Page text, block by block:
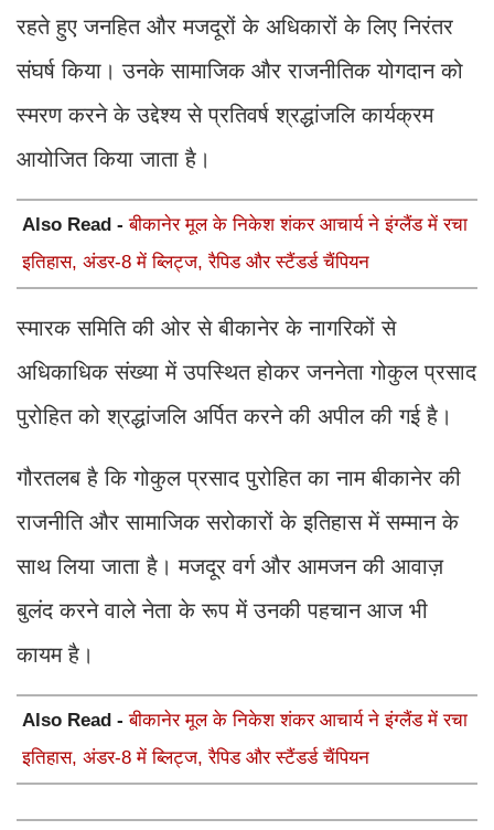
रहते हुए जनहित और मजदूरों के अधिकारों के लिए निरंतर
संघर्ष किया। उनके सामाजिक और राजनीतिक योगदान को
स्मरण करने के उद्देश्य से प्रतिवर्ष श्रद्धांजलि कार्यक्रम
आयोजित किया जाता है।
Also Read -बीकानेर मूल के निकेश शंकर आचार्य ने इंग्लैंड में रचा
इतिहास, अंडर-8 में ब्लिट्ज, रैपिड और स्टैंडर्ड चैंपियन
स्मारक समिति की ओर से बीकानेर के नागरिकों से
अधिकाधिक संख्या में उपस्थित होकर जननेता गोकुल प्रसाद
पुरोहित को श्रद्धांजलि अर्पित करने की अपील की गई है।
गौरतलब है कि गोकुल प्रसाद पुरोहित का नाम बीकानेर की
राजनीति और सामाजिक सरोकारों के इतिहास में सम्मान के
साथ लिया जाता है। मजदूर वर्ग और आमजन की आवाज़
बुलंद करने वाले नेता के रूप में उनकी पहचान आज भी
कायम है।
Also Read -बीकानेर मूल के निकेश शंकर आचार्य ने इंग्लैंड में रचा
इतिहास, अंडर-8 में ब्लिट्ज, रैपिड और स्टैंडर्ड चैंपियन